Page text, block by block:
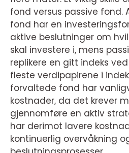
fond versus passive fond.
fond har en
aktive beslutninger om
skal investere i, mens
replikere en gitt indeks
fleste verdipapirene i
forvaltede fond har
kostnader, da det krever
gjennomføre en aktiv
har derimot lavere
kontinuerlig overvåkning